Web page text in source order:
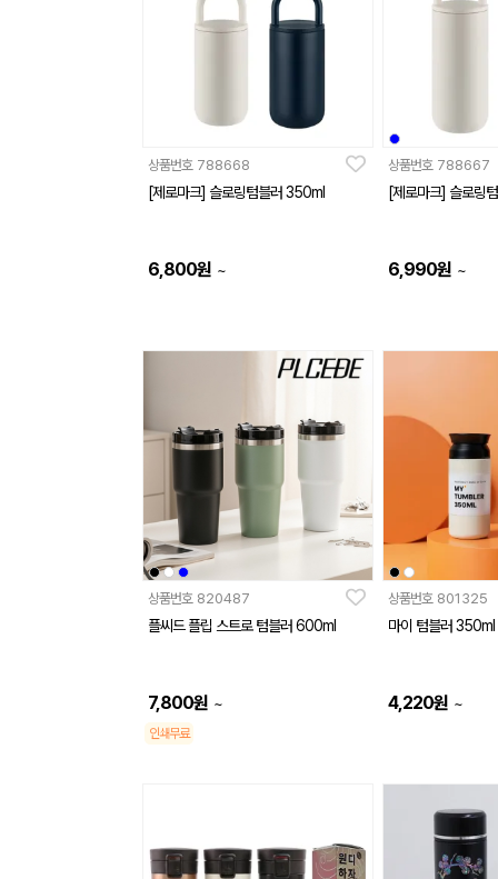
상품번호 788668
[제로마크] 슬로링텀블러 350ml
6,800원 ~
상품번호 788667
[제로마크] 슬로링
6,990원 ~
상품번호 820487
플씨드 플립 스트로 텀블러 600ml
7,800원 ~
인쇄무료
상품번호 801325
마이 텀블러 350ml
4,220원 ~